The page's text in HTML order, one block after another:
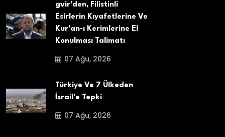
gvir'den, Filistinli
Esirlerin Kıyafetlerine Ve
Kur'an-ı Kerimlerine El
Konulması Talimatı
07 Ağu, 2026
Türkiye Ve 7 Ülkeden
İsrail'e Tepki
07 Ağu, 2026